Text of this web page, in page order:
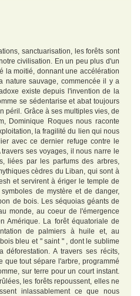
sanctuarisation, les forêts sont
civilisation. En un peu plus d'un
la moitié, donnant une accélération
nature sauvage, commencée il y a
existe depuis l'invention de la
se sédentarise et abat toujours
péril. Grâce à ses multiples vies, de
Dominique Roques nous raconte
la fragilité du lien qui nous
avec ce dernier refuge contre le
ses voyages, il nous narre le
liées par les parfums des arbres,
cèdres du Liban, qui sont à
et servirent à ériger le temple de
de mystère et de danger,
de bois. Les séquoias géants de
monde, au coeur de l'émergence
Amérique. La forêt équatoriale de
de palmiers à huile et, au
bleu et " saint " , dont le sublime
A travers ses récits,
que tout sépare l'arbre, programmé
sur terre pour un court instant.
les forêts repoussent, elles ne
inlassablement ce que nous